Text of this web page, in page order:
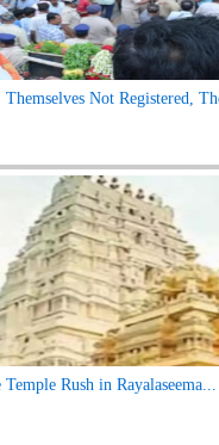
Not Registered,
Rush in Rayalaseema...